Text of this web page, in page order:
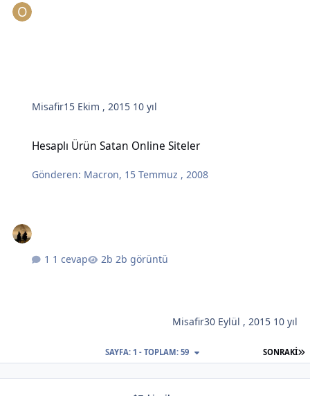
Misafir15 Ekim , 2015 10 yıl
Hesaplı Ürün Satan Online Siteler
Gönderen: Macron, 15 Temmuz , 2008
1 cevap 2b görüntü
Misafir30 Eylül , 2015 10 yıl
SONRAKI
SAYFA: 1 - TOPLAM: 59